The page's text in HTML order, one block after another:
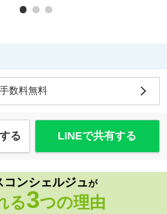
数料無料
る LINEで共有する
コンシェルジュが
る3つの理由